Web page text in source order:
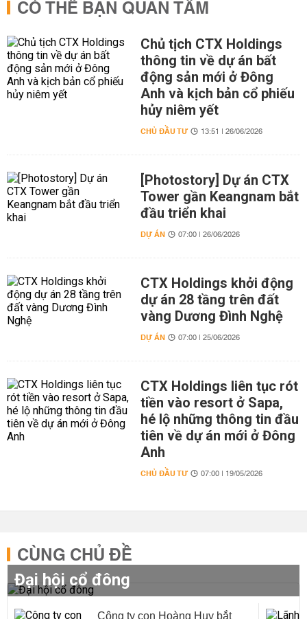
CÓ THỂ BẠN QUAN TÂM
Chủ tịch CTX Holdings
thông tin về dự án bất
động sản mới ở Đông
Anh và kịch bản cổ phiếu
hủy niêm yết
CHỦ ĐẦU TƯ 13:51 | 26/06/2026
[Photostory] Dự án CTX
Tower gần Keangnam bắt
đầu triển khai
DỰ ÁN 07:00 | 26/06/2026
CTX Holdings khởi động
dự án 28 tầng trên đất
vàng Dương Đình Nghệ
DỰ ÁN 07:00 | 25/06/2026
CTX Holdings liên tục rót
tiền vào resort ở Sapa,
hé lộ những thông tin đầu
tiên về dự án mới ở Đông
Anh
CHỦ ĐẦU TƯ 07:00 | 19/05/2026
CÙNG CHỦ ĐỀ
Đại hội cổ đông
Công ty con Hoàng Huy bắt